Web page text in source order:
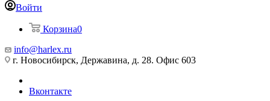
Войти
Корзина0
info@harlex.ru
г. Новосибирск, Державина, д. 28. Офис 603
Вконтакте